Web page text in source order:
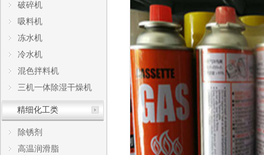
破碎机
吸料机
冻水机
冷水机
混色拌料机
三机一体除湿干燥机
精细化工类
除锈剂
高温润滑脂